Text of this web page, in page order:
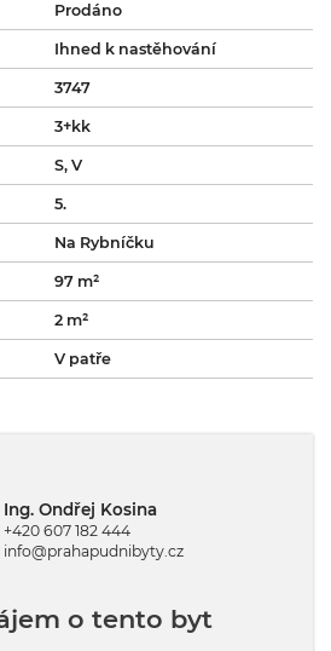
Prodáno
Ihned k nastěhování
3747
3+kk
S, V
5.
Na Rybníčku
97 m²
2 m²
V patře
Ing. Ondřej Kosina
+420 607 182 444
info@prahapudnibyty.cz
o tento byt